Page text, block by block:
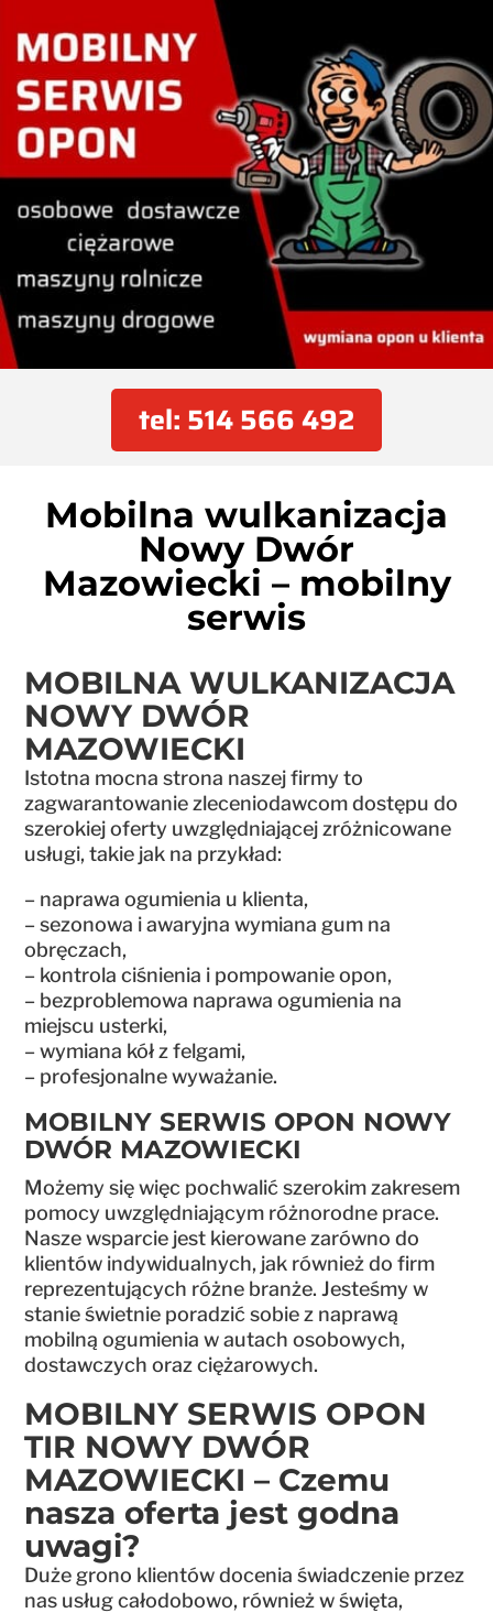
tel: 514 566 492
Mobilna wulkanizacja
Nowy Dwór
Mazowiecki – mobilny
serwis
MOBILNA WULKANIZACJA
NOWY DWÓR
MAZOWIECKI
Istotna mocna strona naszej firmy to
zagwarantowanie zleceniodawcom dostępu do
szerokiej oferty uwzględniającej zróżnicowane
usługi, takie jak na przykład:
– naprawa ogumienia u klienta,
– sezonowa i awaryjna wymiana gum na
obręczach,
– kontrola ciśnienia i pompowanie opon,
– bezproblemowa naprawa ogumienia na
miejscu usterki,
– wymiana kół z felgami,
– profesjonalne wyważanie.
MOBILNY SERWIS OPON NOWY
DWÓR MAZOWIECKI
Możemy się więc pochwalić szerokim zakresem
pomocy uwzględniającym różnorodne prace.
Nasze wsparcie jest kierowane zarówno do
klientów indywidualnych, jak również do firm
reprezentujących różne branże. Jesteśmy w
stanie świetnie poradzić sobie z naprawą
mobilną ogumienia w autach osobowych,
dostawczych oraz ciężarowych.
MOBILNY SERWIS OPON
TIR NOWY DWÓR
MAZOWIECKI – Czemu
nasza oferta jest godna
uwagi?
Duże grono klientów docenia świadczenie przez
nas usług całodobowo, również w święta,